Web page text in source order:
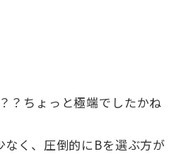
？ちょっと極端でしたかね
なく、圧倒的にBを選ぶ方が